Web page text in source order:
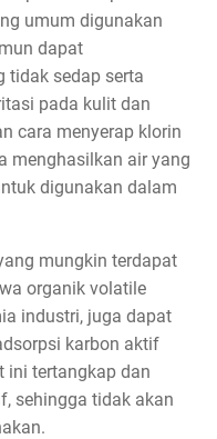
umum digunakan
dapat
tidak sedap serta
pada kulit dan
cara menyerap klorin
menghasilkan air yang
digunakan dalam
mungkin terdapat
organik volatile
industri, juga dapat
karbon aktif
ini tertangkap dan
sehingga tidak akan